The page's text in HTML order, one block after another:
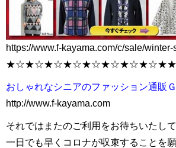
https://www.f-kayama.com/c/sale/winter-
おしゃれなシニアのファッション通販
http://www.f-kayama.com
それではまたのご利用をお待ちいたして
一日でも早くコロナが収束することを